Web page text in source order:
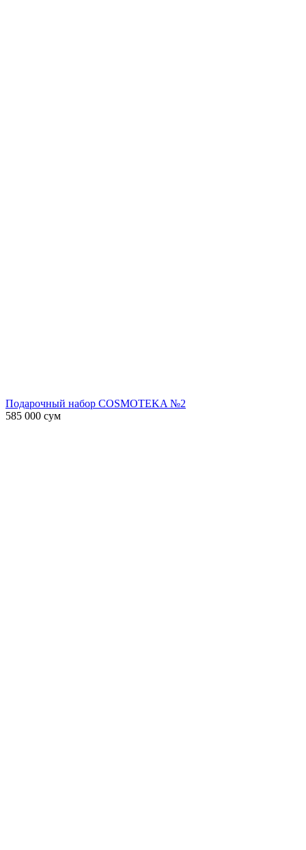
Подарочный набор COSMOTEKA №2
585 000 сум